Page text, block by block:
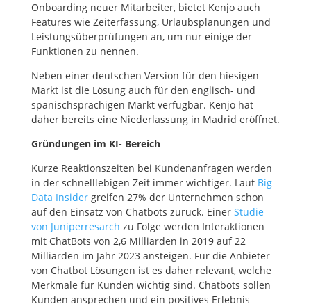
Onboarding neuer Mitarbeiter, bietet Kenjo auch
Features wie Zeiterfassung, Urlaubsplanungen und
Leistungsüberprüfungen an, um nur einige der
Funktionen zu nennen.
Neben einer deutschen Version für den hiesigen
Markt ist die Lösung auch für den englisch- und
spanischsprachigen Markt verfügbar. Kenjo hat
daher bereits eine Niederlassung in Madrid eröffnet.
Gründungen im KI- Bereich
Kurze Reaktionszeiten bei Kundenanfragen werden
in der schnelllebigen Zeit immer wichtiger. Laut Big
Data Insidergreifen 27% der Unternehmen schon
auf den Einsatz von Chatbots zurück. Einer Studie
von Juniperresarch zu Folge werden Interaktionen
mit ChatBots von 2,6 Milliarden in 2019 auf 22
Milliarden im Jahr 2023 ansteigen. Für die Anbieter
von Chatbot Lösungen ist es daher relevant, welche
Merkmale für Kunden wichtig sind. Chatbots sollen
Kunden ansprechen und ein positives Erlebnis